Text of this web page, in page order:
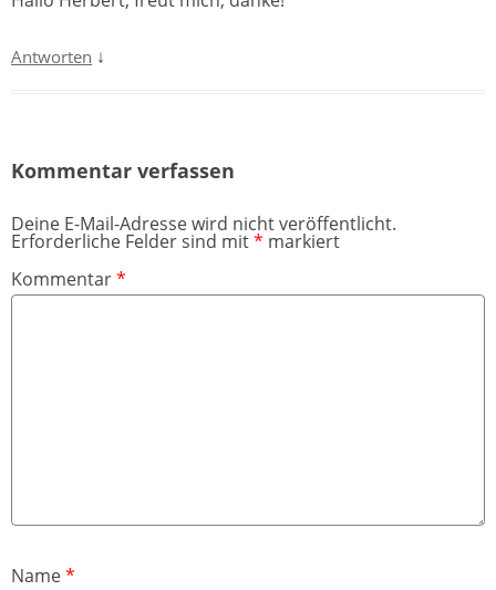
Antworten ↓
Kommentar verfassen
Deine E-Mail-Adresse wird nicht veröffentlicht.
Erforderliche Felder sind mit* markiert
Kommentar*
Name*